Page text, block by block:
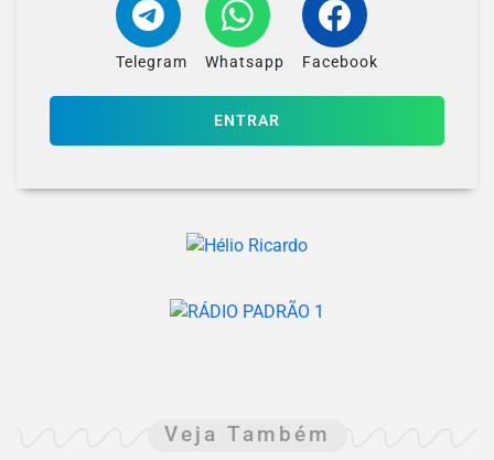
Telegram Whatsapp Facebook
ENTRAR
Veja Também